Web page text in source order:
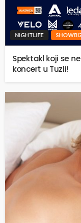
NIGHTLIFE
Spektakl koji se
koncert u Tuzli!